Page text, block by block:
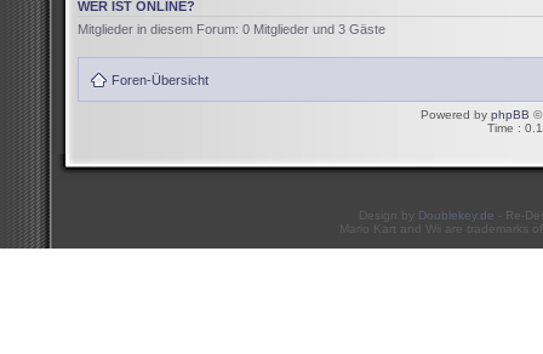
WER IST ONLINE?
Mitglieder in diesem Forum: 0 Mitglieder und 3 Gäste
Foren-Übersicht
Powered by phpBB ©
Time :
Design by Doublekey.de - Re-
Mario Kart and Wii are trademarks